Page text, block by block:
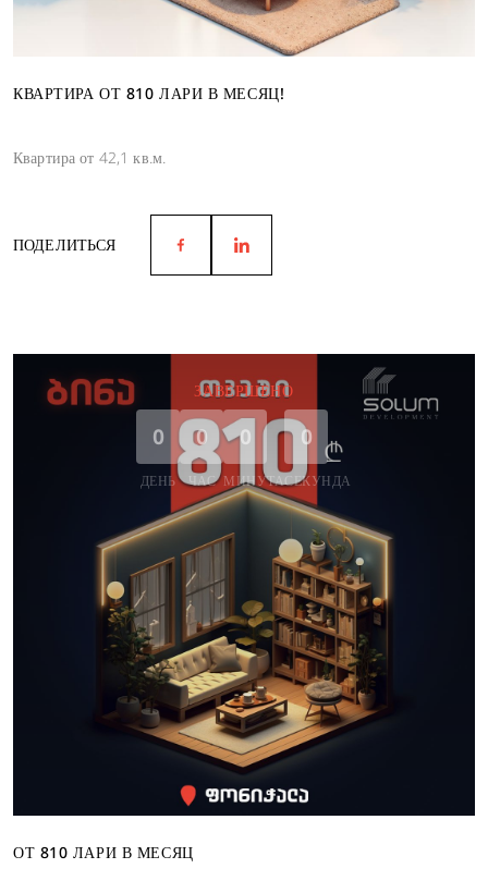
КВАРТИРА ОТ 810 ЛАРИ В МЕСЯЦ!
Квартира от 42,1 кв.м.
ПОДЕЛИТЬСЯ
ЗАВЕРШЕНО
0
ДЕНЬ
0
ЧАС
0
МИНУТА
0
СЕКУНДА
ОТ 810 ЛАРИ В МЕСЯЦ